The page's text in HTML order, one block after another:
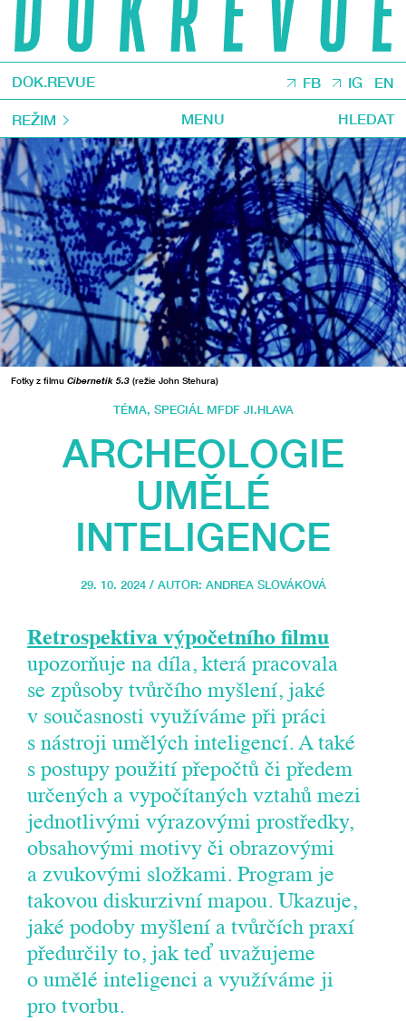
DOK.REVUE FB IG EN
REŽIM MENU HLEDAT
Fotky z filmu Cibernetik 5.3 (režie John Stehura)
TÉMA, SPECIÁL MFDF JI.HLAVA
ARCHEOLOGIE
UMĚLÉ
INTELIGENCE
29. 10. 2024 / AUTOR: ANDREA SLOVÁKOVÁ
Retrospektiva výpočetního filmu
upozorňuje na díla, která pracovala
se způsoby tvůrčího myšlení, jaké
v současnosti využíváme při práci
s nástroji umělých inteligencí. A také
s postupy použití přepočtů či předem
určených a vypočítaných vztahů mezi
jednotlivými výrazovými prostředky,
obsahovými motivy či obrazovými
a zvukovými složkami. Program je
takovou diskurzivní mapou. Ukazuje,
jaké podoby myšlení a tvůrčích praxí
předurčily to, jak teď uvažujeme
o umělé inteligenci a využíváme ji
pro tvorbu.